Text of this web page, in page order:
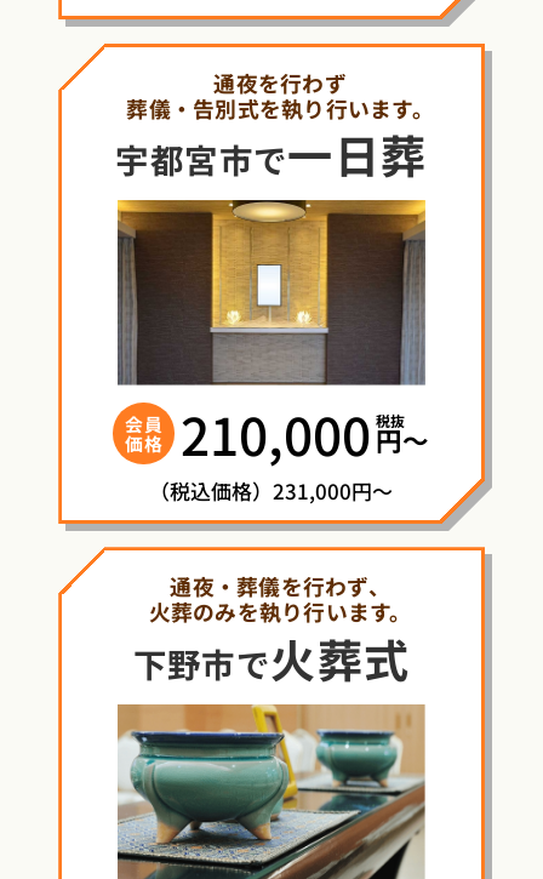
通夜を行わず
葬儀・告別式を執り行います。
宇都宮市で一日葬
会員
価格 210,000 税抜
円〜
（税込価格）231,000円～
通夜・葬儀を行わず、
火葬のみを執り行います。
下野市で火葬式